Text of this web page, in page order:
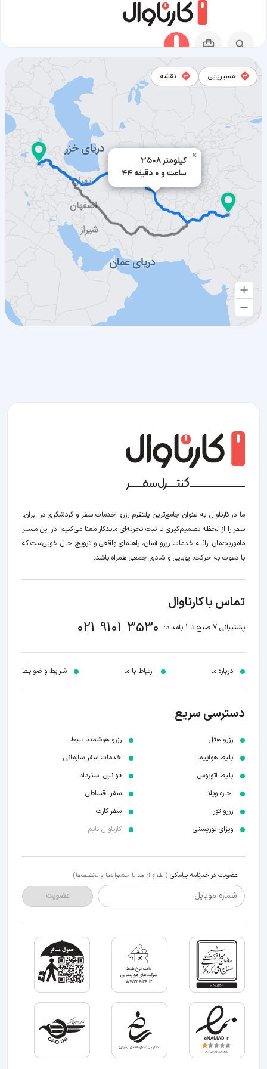
3508 کیلومتر
44 ساعت و 0 دقیقه
×
مسیریابی نقشه
مسیر فیصل‌آباد به ارومیه
ما در کارناوال به عنوان جامع‌ترین پلتفرم رزرو خدمات سفر و گردشگری در ایران،
سفر را از لحظه‌ تصمیم‌گیری تا ثبت تجربه‌ای ماندگار معنا می‌کنیم؛ در این مسیر‍
ماموریت‌مان اراﺋــﻪ خدمات رزرو آسان، راهنمای واقعی و ترویج حال خوبی‌ست که
با دعوت به حرکت، پویایی و شادی جمعی همراه باشد.
تماس با کارناوال
پشتیبانی 7 صبح تا 1 بامداد: 021 9101 3530
درباره ما ارتباط با ما شرایط و ضوابـط
دسترسی سریع
رزرو هتل
بلیط هواپیما
بلیط اتوبوس
اجاره ویلا
رزرو تور
ویزای توریستی
رزرو هوشمند بلیط
خدمات سفر سازمانی
قوانین استرداد
سفر اقساطی
سفر کارت
کارناوال تایم
عضویت در خبرنامه پیامکی (اطلاع از هدایا جشنواره‌ها و تخفیف‌ها)
شماره موبایل عضویت